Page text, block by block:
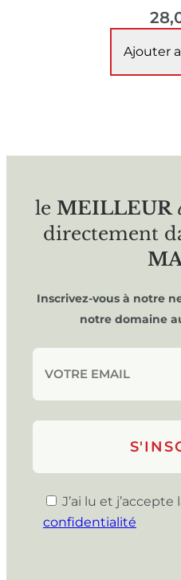
Ajouter
le MEILLEUR
directement
Inscrivez-vous à notre
notre domaine
J’ai lu et j’accepte
confidentialité